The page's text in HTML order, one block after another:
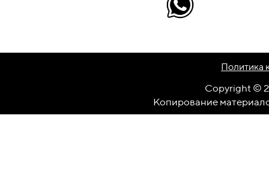
Политика
Copyright ©
Копирование